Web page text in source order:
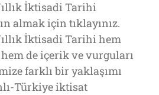
İktisadi Tarihi
almak için tıklayınız.
İktisadi Tarihi hem
hem de içerik ve vurguları
farklı bir yaklaşımı
Türkiye iktisat